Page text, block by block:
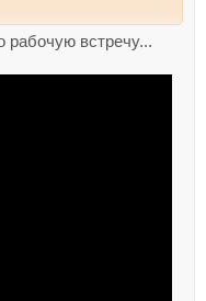
рабочую встречу...